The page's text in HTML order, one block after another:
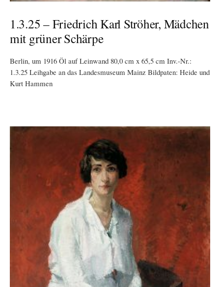
1.3.25 – Friedrich Karl Ströher, Mädchen
mit grüner Schärpe
Berlin, um 1916 Öl auf Leinwand 80,0 cm x 65,5 cm Inv.-Nr.:
1.3.25 Leihgabe an das Landesmuseum Mainz Bildpaten: Heide und
Kurt Hammen